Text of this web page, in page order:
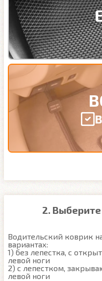
2.
Водительский коврик
вариантах:
1) без лепестка, с
левой ноги
2) с лепестком,
левой ноги